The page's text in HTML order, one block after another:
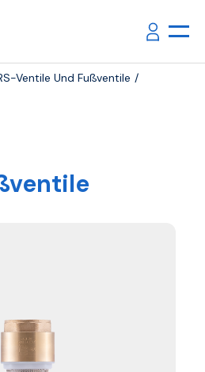
Ventile Und Fußventile